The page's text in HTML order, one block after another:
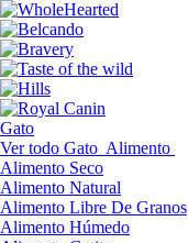
Gato
Ver todo Gato Alimento
Alimento Seco
Alimento Natural
Alimento Libre De Granos
Alimento Húmedo